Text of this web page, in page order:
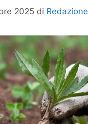
2025 di Redazione